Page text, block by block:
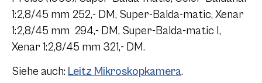
1:2,8/45 mm 252,- DM, Super-Balda-matic, Xenar
1:2,8/45 mm 294,- DM, Super-Balda-matic I,
Xenar 1:2,8/45 mm 321,- DM.
Siehe auch: Leitz Mikroskopkamera.